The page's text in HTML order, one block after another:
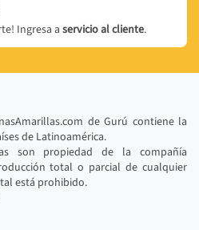
Ingresa a servicio al cliente.
de Gurú contiene la
de Latinoamérica.
son propiedad de la compañía
total o parcial de cualquier
está prohibido.